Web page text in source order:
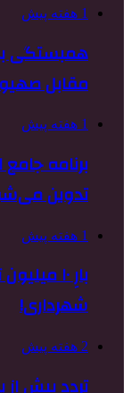
1 هفته پیش
همبستگی
مقابل
1 هفته پیش
برنامه
تدوین
1 هفته پیش
بارِ ۱۰
شهرداری!
2 هفته پیش